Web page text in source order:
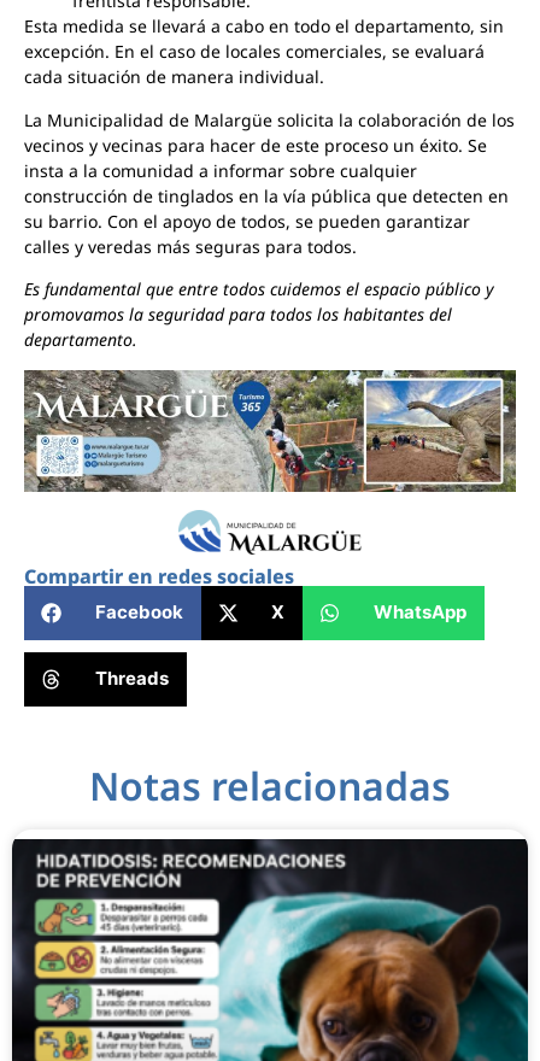
Esta medida se llevará a cabo en todo el departamento, sin
excepción. En el caso de locales comerciales, se evaluará
cada situación de manera individual.
La Municipalidad de Malargüe solicita la colaboración de los
vecinos y vecinas para hacer de este proceso un éxito. Se
insta a la comunidad a informar sobre cualquier
construcción de tinglados en la vía pública que detecten en
su barrio. Con el apoyo de todos, se pueden garantizar
calles y veredas más seguras para todos.
Es fundamental que entre todos cuidemos el espacio público y
promovamos la seguridad para todos los habitantes del
departamento.
Compartir en redes sociales
Facebook X WhatsApp
Threads
Notas relacionadas